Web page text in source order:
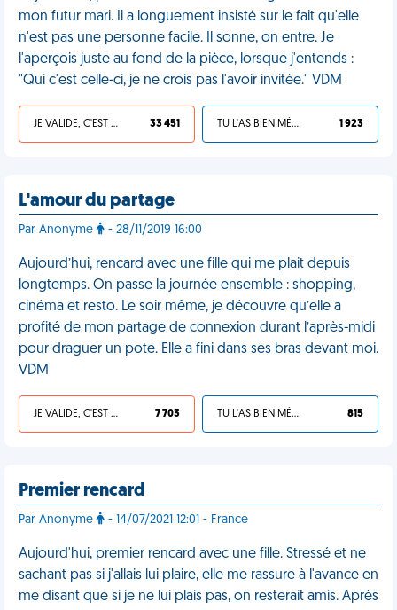
mon futur mari. Il a longuement insisté sur le fait qu'elle
n'est pas une personne facile. Il sonne, on entre. Je
l'aperçois juste au fond de la pièce, lorsque j'entends :
"Qui c'est celle-ci, je ne crois pas l'avoir invitée." VDM
JE VALIDE, C'EST UNE VDM 33 451 TU L'AS BIEN MÉRITÉ 1 923
L'amour du partage
Par Anonyme - 28/11/2019 16:00
Aujourd’hui, rencard avec une fille qui me plait depuis
longtemps. On passe la journée ensemble : shopping,
cinéma et resto. Le soir même, je découvre qu’elle a
profité de mon partage de connexion durant l’après-midi
pour draguer un pote. Elle a fini dans ses bras devant moi.
VDM
JE VALIDE, C'EST UNE VDM 7 703 TU L'AS BIEN MÉRITÉ 815
Premier rencard
Par Anonyme - 14/07/2021 12:01 - France
Aujourd'hui, premier rencard avec une fille. Stressé et ne
sachant pas si j'allais lui plaire, elle me rassure à l'avance en
me disant que si je ne lui plais pas, on resterait amis. Après